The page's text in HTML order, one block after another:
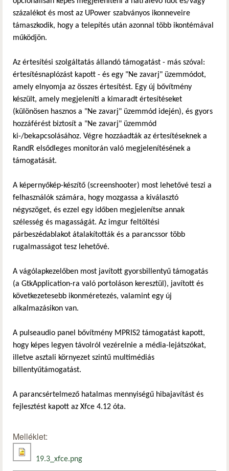
százalékot és most az UPower szabványos ikonneveire
támaszkodik, hogy a telepítés után azonnal több ikontémával
működjön.
Az értesítési szolgáltatás állandó támogatást - más szóval:
értesítésnaplózást kapott - és egy "Ne zavarj" üzemmódot,
amely elnyomja az összes értesítést. Egy új bővítmény
készült, amely megjeleníti a kimaradt értesítéseket
(különösen hasznos a "Ne zavarj" üzemmód idején), és gyors
hozzáférést biztosít a "Ne zavarj" üzemmód
ki-/bekapcsolásához. Végre hozzáadták az értesítéseknek a
RandR elsődleges monitorán való megjelenítésének a
támogatását.
A képernyőkép-készítő (screenshooter) most lehetővé teszi a
felhasználók számára, hogy mozgassa a kiválasztó
négyszöget, és ezzel egy időben megjelenítse annak
szélesség és magasságát. Az imgur feltöltési
párbeszédablakot átalakították és a parancssor több
rugalmasságot tesz lehetővé.
A vágólapkezelőben most javított gyorsbillentyű támogatás
(a GtkApplication-ra való portoláson keresztül), javított és
következetesebb ikonméretezés, valamint egy új
alkalmazásikon van.
A pulseaudio panel bővítmény MPRIS2 támogatást kapott,
hogy képes legyen távolról vezérelnie a média-lejátszókat,
illetve asztali környezet szintű multimédiás
billentyűtámogatást.
A parancsértelmező hatalmas mennyiségű hibajavítást és
fejlesztést kapott az Xfce 4.12 óta.
Melléklet:
19.3_xfce.png